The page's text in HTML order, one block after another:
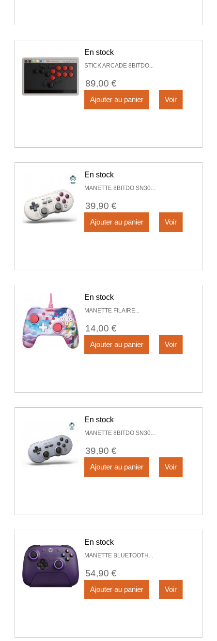
En stock
STICK ARCADE 8BITDO...
89,00 €
Ajouter au panier Voir
En stock
MANETTE 8BITDO SN30...
39,90 €
Ajouter au panier Voir
En stock
MANETTE FILAIRE...
14,00 €
Ajouter au panier Voir
En stock
MANETTE 8BITDO SN30...
39,90 €
Ajouter au panier Voir
En stock
MANETTE BLUETOOTH...
54,90 €
Ajouter au panier Voir